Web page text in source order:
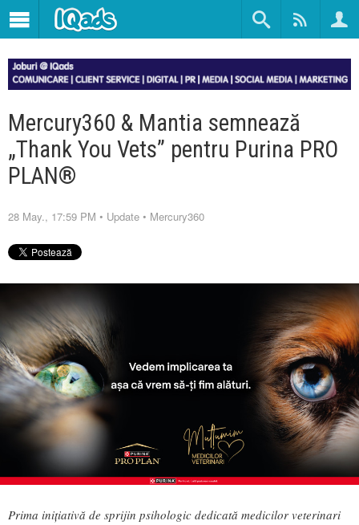
Mercury360 & Mantia semnează
„Thank You Vets” pentru Purina PRO
PLAN®
28 May., 17:59 PM • Update • Mercury360
Prima inițiativă de sprijin psihologic dedicată medicilor veterinari